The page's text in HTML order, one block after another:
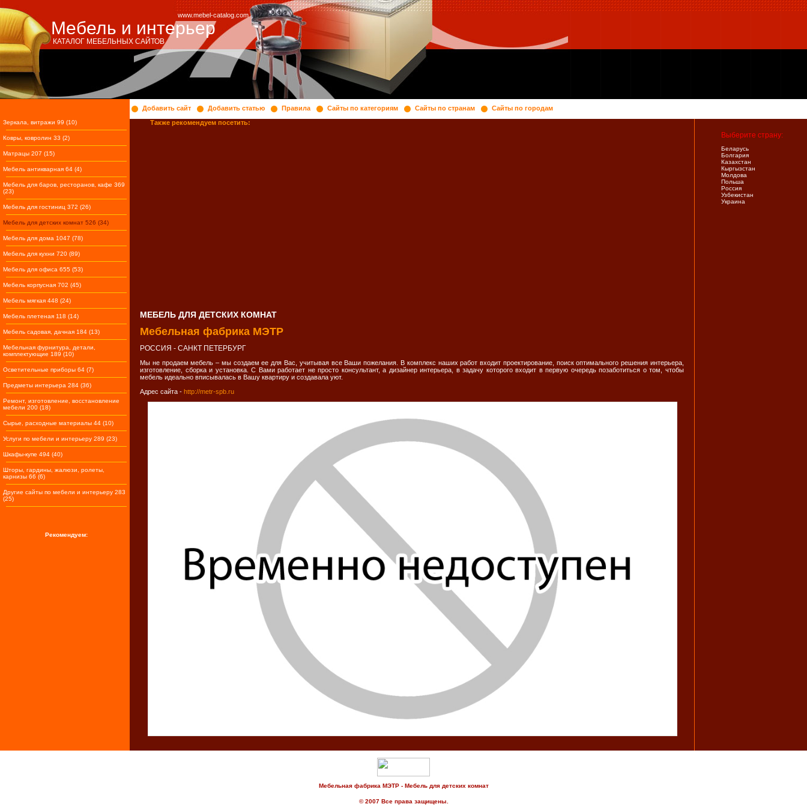
Мебель и интерьер
www.mebel-catalog.com
КАТАЛОГ МЕБЕЛЬНЫХ САЙТОВ
Зеркала, витражи 99 (10)
Ковры, ковролин 33 (2)
Матрацы 207 (15)
Мебель антикварная 64 (4)
Мебель для баров, ресторанов, кафе 369
(23)
Мебель для гостиниц 372 (26)
Мебель для детских комнат 526 (34)
Мебель для дома 1047 (78)
Мебель для кухни 720 (89)
Мебель для офиса 655 (53)
Мебель корпусная 702 (45)
Мебель мягкая 448 (24)
Мебель плетеная 118 (14)
Мебель садовая, дачная 184 (13)
Мебельная фурнитура, детали,
комплектующие 189 (10)
Осветительные приборы 64 (7)
Предметы интерьера 284 (36)
Ремонт, изготовление, восстановление
мебели 200 (18)
Сырье, расходные материалы 44 (10)
Услуги по мебели и интерьеру 289 (23)
Шкафы-купе 494 (40)
Шторы, гардины, жалюзи, ролеты,
карнизы 66 (6)
Другие сайты по мебели и интерьеру 283
(25)
Рекомендуем:
Добавить сайт Добавить статью Правила Сайты по категориям Сайты по странам
Сайты по городам
Также рекомендуем посетить:
МЕБЕЛЬ ДЛЯ ДЕТСКИХ КОМНАТ
Мебельная фабрика МЭТР
РОССИЯ - САНКТ ПЕТЕРБУРГ
Мы не продаем мебель – мы создаем ее для Вас, учитывая все Ваши пожелания. В комплекс наших работ входит проектирование, поиск оптимального решения интерьера,
изготовление, сборка и установка. С Вами работает не просто консультант, а дизайнер интерьера, в задачу которого входит в первую очередь позаботиться о том, чтобы
мебель идеально вписывалась в Вашу квартиру и создавала уют.
Адрес сайта - http://metr-spb.ru
Выберите страну:
Беларусь
Болгария
Казахстан
Кыргызстан
Молдова
Польша
Россия
Узбекистан
Украина
Мебельная фабрика МЭТР - Мебель для детских комнат
© 2007 Все права защищены.